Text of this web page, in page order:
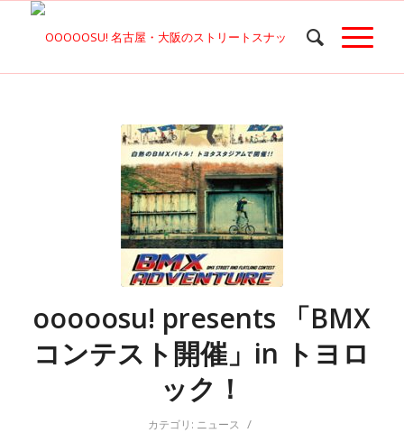
ooooosu! presents 「BMX
コンテスト開催」in トヨロ
ック！
カテゴリ: ニュース /